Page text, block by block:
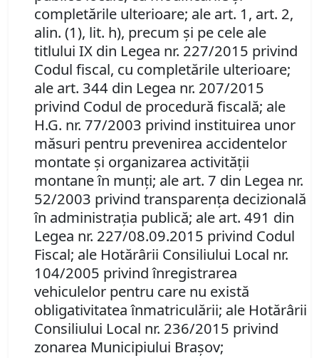
completările ulterioare; ale art. 1, art. 2,
alin. (1), lit. h), precum şi pe cele ale
titlului IX din Legea nr. 227/2015 privind
Codul fiscal, cu completările ulterioare;
ale art. 344 din Legea nr. 207/2015
privind Codul de procedură fiscală; ale
H.G. nr. 77/2003 privind instituirea unor
măsuri pentru prevenirea accidentelor
montate şi organizarea activităţii
montane în munţi; ale art. 7 din Legea nr.
52/2003 privind transparenţa decizională
în administraţia publică; ale art. 491 din
Legea nr. 227/08.09.2015 privind Codul
Fiscal; ale Hotărârii Consiliului Local nr.
104/2005 privind înregistrarea
vehiculelor pentru care nu există
obligativitatea înmatriculării; ale Hotărârii
Consiliului Local nr. 236/2015 privind
zonarea Municipiului Braşov;